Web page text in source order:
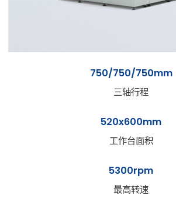
750/750/750mm
三轴行程
520x600mm
工作台面积
5300rpm
最高转速